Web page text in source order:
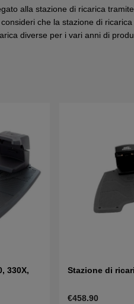
alla stazione di ricarica
che la stazione di
diverse per i vari anni di
330X,
Stazione di
€458.90